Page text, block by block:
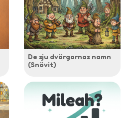
De sju dvärgarnas namn
(Snövit)